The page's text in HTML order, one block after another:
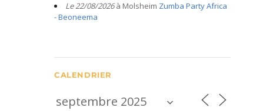
Le 22/08/2026à Molsheim Zumba Party Africa
- Beoneema
CALENDRIER